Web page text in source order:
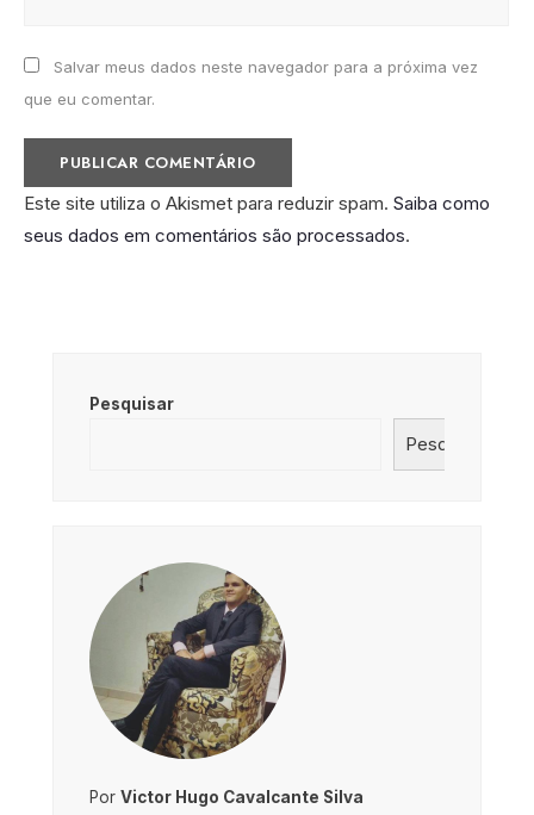
Salvar meus dados neste navegador para a próxima vez
que eu comentar.
Este site utiliza o Akismet para reduzir spam. Saiba como
seus dados em comentários são processados.
Pesquisar
Pesquisar
Por Victor Hugo Cavalcante Silva